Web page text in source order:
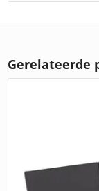
Gerelateerde